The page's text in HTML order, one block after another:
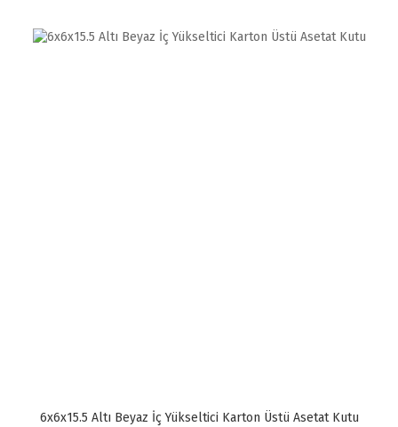
6x6x15.5 Altı Beyaz İç Yükseltici Karton Üstü Asetat Kutu